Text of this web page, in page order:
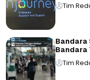
Tim
Bandara
Bandara
Tim